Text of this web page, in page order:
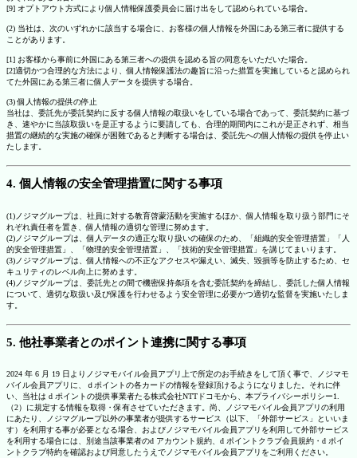
[9] オプトアウト方式により個人情報保護委員会に届け出をして認められている場合。
(2) 当社は、次のいずれかに該当する場合に、お客様の個人情報を外国にある第三者に提供する
ことがあります。
[1] お客様から事前に外国にある第三者への提供を認める旨の同意をいただいた場合。
[2]適切かつ合理的な方法により、個人情報保護法の趣旨に沿った措置を実施していると認められ
てた外国にある第三者に個人データを提供する場合。
(3) 個人情報の提供の停止
当社は、委託先が委託契約に反する個人情報の取扱いをしている場合であって、委託契約に基づ
き、速やかに当該取扱いを是正するように要請しても、合理的期間内にこれが是正されず、相当
措置の継続的な実施の確保が困難であると判断する場合は、委託先への個人情報の提供を停止い
たします。
4. 個人情報の安全管理措置に関する事項
(1)ノジマグループは、社員に対する教育啓蒙活動を実施するほか、個人情報を取り扱う部門にそ
れぞれ責任者を置き、個人情報の適切な管理に努めます。
(2)ノジマグループは、個人データの適正な取り扱いの確保のため、「組織的安全管理措置」「人
的安全管理措置」、「物理的安全管理措置」、「技術的安全管理措置」を講じてまいります。
(3)ノジマグループは、個人情報への不正なアクセスや漏えい、滅失、毀損等を防止するため、セ
キュリティのレベル向上に努めます。
(4)ノジマグループは、委託先との間で機密保持条項を含む委託契約を締結し、委託した個人情報
について、適切な取扱い及び保護を行わせるよう安全管理に必要かつ適切な監督を実施いたしま
す。
5. 他社事業者とのポイント連携に関する事項
2024 年 6 月 19 日よりノジマモバイル会員アプリ上で所定のお手続きをして頂く事で、ノジマモ
バイル会員アプリに、ｄポイントの各カードの情報を登録頂けるようになりました。それに伴
い、当社は d ポイントの提供事業者たる株式会社NTTドコモから、本プライバシーポリシー1.
（2）に規定する情報を取得・保有させていただきます。尚、ノジマモバイル会員アプリの利用
にあたり、ノジマグループ以外の事業者が提供するサービス（以下、「外部サービス」といいま
す）を利用する事が必要となる場合、およびノジマモバイル会員アプリを利用して外部サービス
を利用する場合には、別途当該事業者のd アカウント規約、d ポイントクラブ会員規約・d ポイ
ントクラブ特約を確認および同意したうえでノジマモバイル会員アプリをご利用ください。